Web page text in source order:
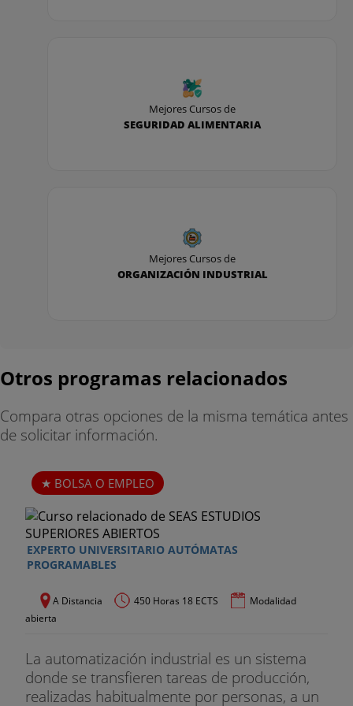
Mejores Cursos de
SEGURIDAD ALIMENTARIA
Mejores Cursos de
ORGANIZACIÓN INDUSTRIAL
Otros programas relacionados
Compara otras opciones de la misma temática antes
de solicitar información.
BOLSA O EMPLEO
EXPERTO UNIVERSITARIO AUTÓMATAS
PROGRAMABLES
A Distancia 450 Horas 18 ECTS
Modalidad
abierta
La automatización industrial es un sistema
donde se transfieren tareas de producción,
realizadas habitualmente por personas, a un